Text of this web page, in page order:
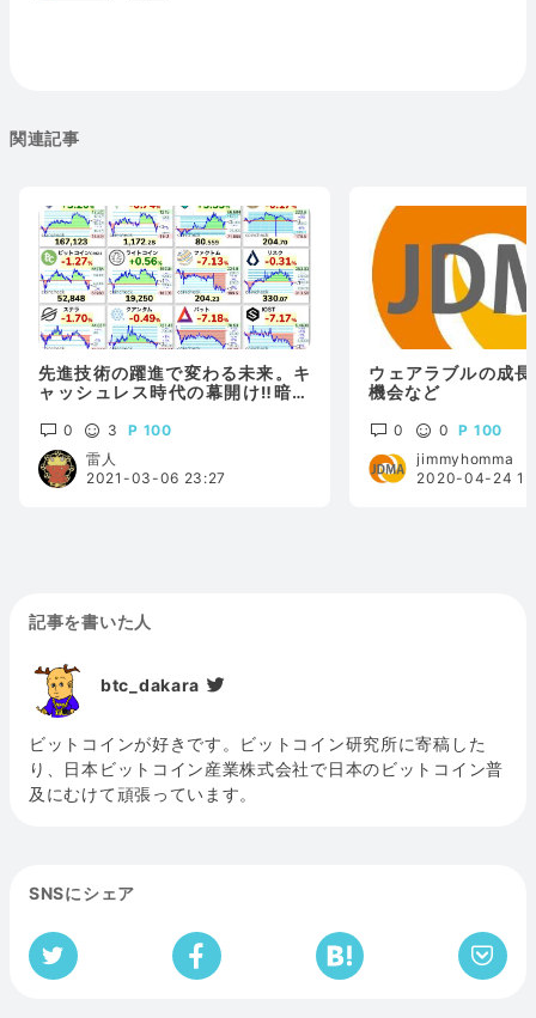
関連記事
先進技術の躍進で変わる未来。キ
ャッシュレス時代の幕開け‼️暗号
産は⁉️
0 3
100
雷人
2021-03-06 23:27
ウェアラブルの成
機会など
0 0
100
jimmyhomma
2020-04-24
記事を書いた人
btc_dakara
ビットコインが好きです。ビットコイン研究所に寄稿した
り、日本ビットコイン産業株式会社で日本のビットコイン普
及にむけて頑張っています。
SNSにシェア